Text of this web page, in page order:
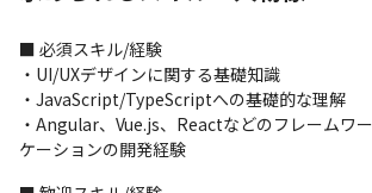
ング）
→自社デザインチームと協力してAdobe XDや
ロトタイプアプリをクイックに開発する事で、
値検証のもと、品質の高いサービスの提供し
＜仕事の進め方＞
テスト業務を通じてプロダクトを知るところか
■ 必須スキル/経験
・UI/UXデザインに関する基礎知識
・JavaScript/TypeScriptへの基礎的な理解
・Angular、Vue.js、Reactなどのフレームワ
ケーションの開発経験